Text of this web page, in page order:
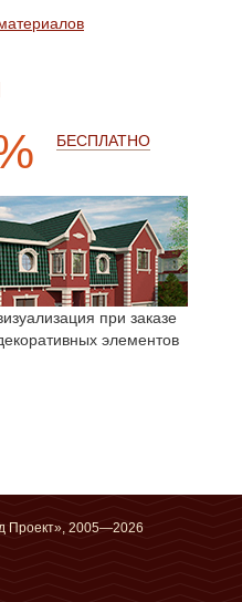
БЕСПЛАТНО
при заказе
элементов
Проект», 2005—2026